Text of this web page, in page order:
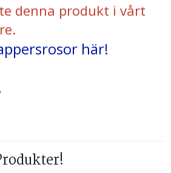
denna produkt i vårt
här!